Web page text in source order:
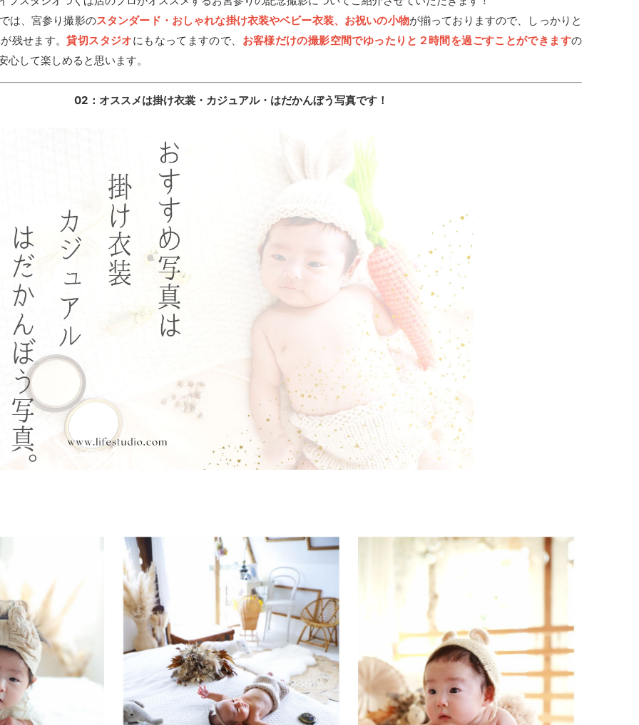
は、宮参り撮影のスタンダード・おしゃれな掛け衣装やベビー衣装、お祝いの小物が揃っておりますので、しっかりと
残せます。貸切スタジオにもなってますので、 お客様だけの撮影空間でゆったりと２時間を過ごすことができますの
心して楽しめると思います。
02：オススメは掛け衣裳・カジュアル・はだかんぼう写真です！